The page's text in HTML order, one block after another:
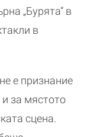
„Бурята“ в
в
е признание
и за мястото
сцена.